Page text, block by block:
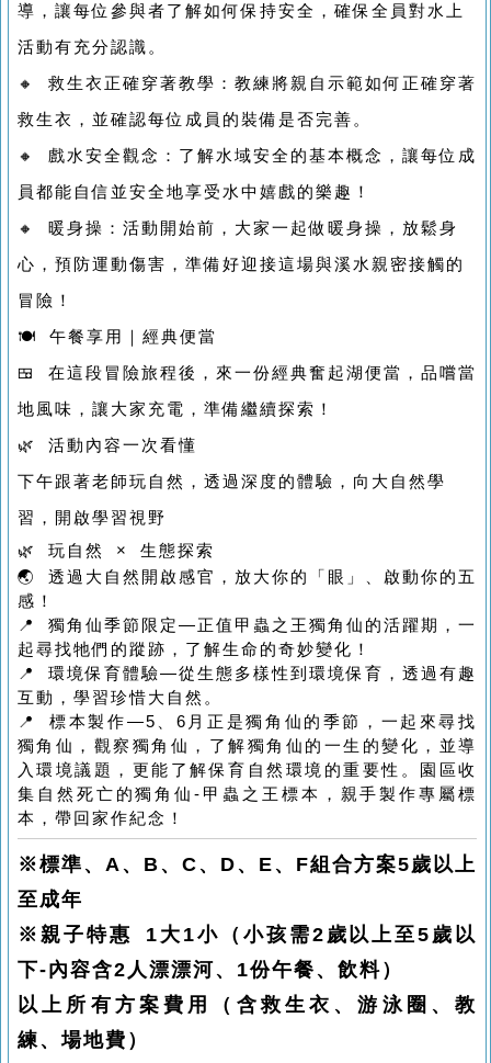
導，讓每位參與者了解如何保持安全，確保全員對水上
活動有充分認識。
🔸 救生衣正確穿著教學：教練將親自示範如何正確穿著
救生衣，並確認每位成員的裝備是否完善。
🔸 戲水安全觀念：了解水域安全的基本概念，讓每位成
員都能自信並安全地享受水中嬉戲的樂趣！
🔸 暖身操：活動開始前，大家一起做暖身操，放鬆身
心，預防運動傷害，準備好迎接這場與溪水親密接觸的
冒險！
🍽 午餐享用｜經典便當
🍱 在這段冒險旅程後，來一份經典奮起湖便當，品嚐當
地風味，讓大家充電，準備繼續探索！
🌿 活動內容一次看懂
下午跟著老師玩自然，透過深度的體驗，向大自然學
習，開啟學習視野
🌿 玩自然 × 生態探索
🌏 透過大自然開啟感官，放大你的「眼」、啟動你的五
感！
📍 獨角仙季節限定—正值甲蟲之王獨角仙的活躍期，一
起尋找牠們的蹤跡，了解生命的奇妙變化！
📍 環境保育體驗—從生態多樣性到環境保育，透過有趣
互動，學習珍惜大自然。
📍 標本製作—5、6月正是獨角仙的季節，一起來尋找
獨角仙，觀察獨角仙，了解獨角仙的一生的變化，並導
入環境議題，更能了解保育自然環境的重要性。園區收
集自然死亡的獨角仙-甲蟲之王標本，親手製作專屬標
本，帶回家作紀念！
※標準、A、B、C、D、E、F組合方案5歲以上
至成年
※親子特惠 1大1小（小孩需2歲以上至5歲以
下-內容含2人漂漂河、1份午餐、飲料）
以上所有方案費用
（含救生衣、游泳圈、教
練、場地費）